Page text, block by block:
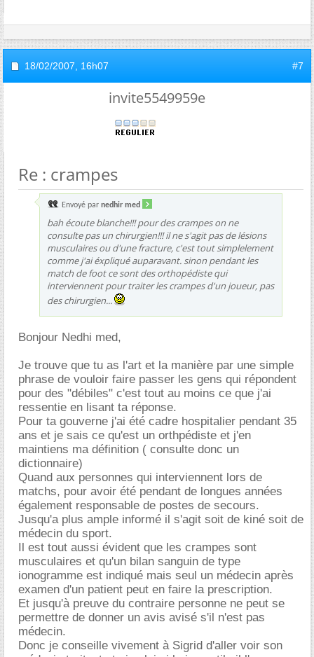
18/02/2007, 16h07 #7
invite5549959e
Re : crampes
Envoyé par nedhir med
bah écoute blanche!!! pour des crampes on ne
consulte pas un chirurgien!!! il ne s'agit pas de lésions
musculaires ou d'une fracture, c'est tout simplelement
comme j'ai éxpliqué auparavant. sinon pendant les
match de foot ce sont des orthopédiste qui
interviennent pour traiter les crampes d'un joueur, pas
des chirurgien...
Bonjour Nedhi med,
Je trouve que tu as l'art et la manière par une simple
phrase de vouloir faire passer les gens qui répondent
pour des "débiles" c'est tout au moins ce que j'ai
ressentie en lisant ta réponse.
Pour ta gouverne j'ai été cadre hospitalier pendant 35
ans et je sais ce qu'est un orthpédiste et j'en
maintiens ma définition ( consulte donc un
dictionnaire)
Quand aux personnes qui interviennent lors de
matchs, pour avoir été pendant de longues années
également responsable de postes de secours.
Jusqu'a plus ample informé il s'agit soit de kiné soit de
médecin du sport.
Il est tout aussi évident que les crampes sont
musculaires et qu'un bilan sanguin de type
ionogramme est indiqué mais seul un médecin après
examen d'un patient peut en faire la prescription.
Et jusqu'à preuve du contraire personne ne peut se
permettre de donner un avis avisé s'il n'est pas
médecin.
Donc je conseille vivement à Sigrid d'aller voir son